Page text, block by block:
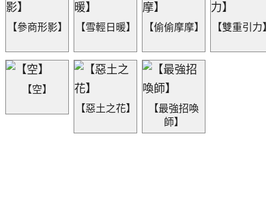
【參商形影】 【雪輕日暖】 【偷偷摩摩】 【雙重引力
【空】
【惡土之花】
【最強招喚
師】